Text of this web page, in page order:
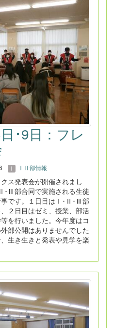
･9日：フレ
ⅠⅡ部情報
ス発表会が開催されまし
Ⅲ部合同で実施される生徒
事です。１日目はⅠ･Ⅱ･Ⅲ部
２日目はゼミ、授業、部活
を行いました。今年度はコ
部公開はありませんでした
生き生きと発表や見学を楽